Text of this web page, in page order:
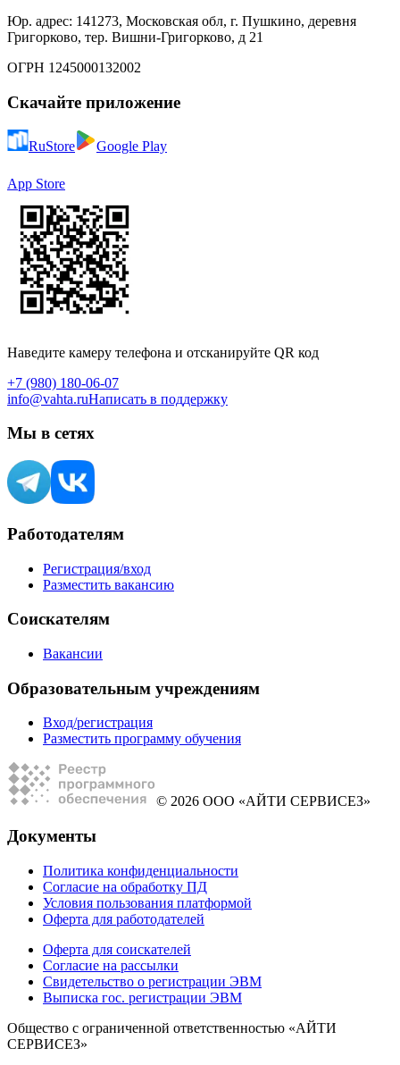
Юр. адрес: 141273, Московская обл, г. Пушкино, деревня
Григорково, тер. Вишни-Григорково, д 21
ОГРН 1245000132002
Скачайте приложение
RuStore Google Play
App Store
Наведите камеру телефона и отсканируйте QR код
+7 (980) 180-06-07
info@vahta.ruНаписать в поддержку
Мы в сетях
Работодателям
Регистрация/вход
Разместить вакансию
Соискателям
Вакансии
Образовательным учреждениям
Вход/регистрация
Разместить программу обучения
© 2026 ООО «АЙТИ СЕРВИСЕЗ»
Документы
Политика конфиденциальности
Согласие на обработку ПД
Условия пользования платформой
Оферта для работодателей
Оферта для соискателей
Согласие на рассылки
Свидетельство о регистрации ЭВМ
Выписка гос. регистрации ЭВМ
Общество с ограниченной ответственностью «АЙТИ
СЕРВИСЕЗ»